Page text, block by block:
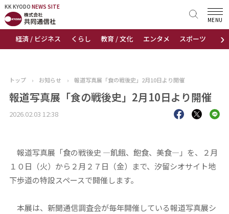
KK KYODO NEWS SITE
›
経済 / ビジネス くらし 教育 / 文化 エンタメ スポーツ 地域
MENU
KK KYODONEWS SITE
トップページ
ニュース
おすすめコンテンツ
会社概要
トップ › お知らせ › 報道写真展「食の戦後史」2月10日より開催
報道写真展「食の戦後史」2月10日より開催
2026.02.03 12:38
報道写真展「食の戦後史 ―飢餓、飽食、美食―」を、２月
１０日（火）から２月２７日（金）まで、汐留シオサイト地
下歩道の特設スペースで開催します。
本展は、新聞通信調査会が毎年開催している報道写真展シ